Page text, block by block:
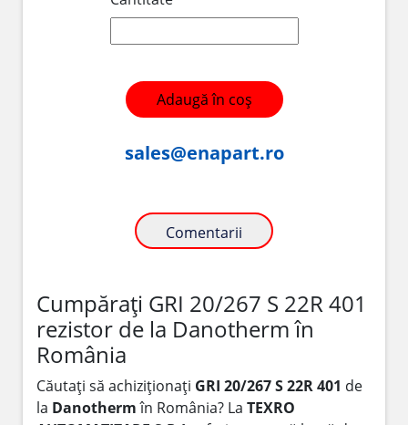
Adaugă în coș
sales@enapart.ro
Comentarii
Cumpărați GRI 20/267 S 22R 401
rezistor de la Danotherm în
România
Căutați să achiziționați GRI 20/267 S 22R 401 de
la Danothermîn România? La TEXRO